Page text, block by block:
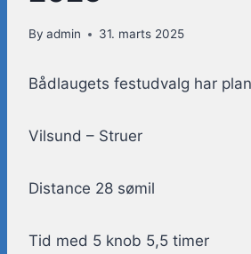
By admin 31. marts 2025
Bådlaugets festudvalg har
Vilsund – Struer
Distance 28 sømil
Tid med 5 knob 5,5 timer